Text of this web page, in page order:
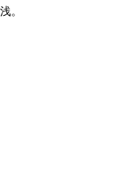
浅。